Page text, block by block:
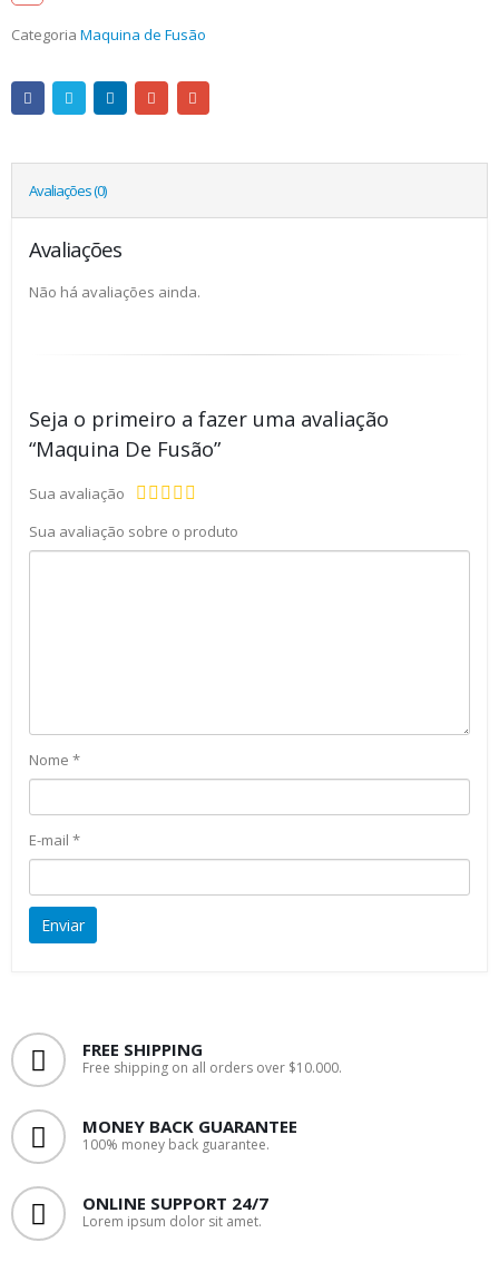
Categoria Maquina de Fusão
Avaliações (0)
Avaliações
Não há avaliações ainda.
Seja o primeiro a fazer uma avaliação
“Maquina De Fusão”
Sua avaliação
Sua avaliação sobre o produto
Nome *
E-mail *
FREE SHIPPING
Free shipping on all orders over $10.000.
MONEY BACK GUARANTEE
100% money back guarantee.
ONLINE SUPPORT 24/7
Lorem ipsum dolor sit amet.